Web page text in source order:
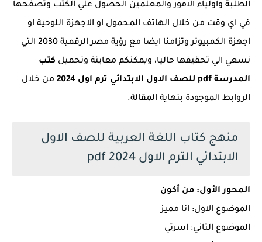
الطلبة واولياء الامور والمعلمين الحصول علي الكتب وتصفحها
في اي وقت من خلال الهاتف المحمول او الاجهزة اللوحية او
اجهزة الكمبيوتر وتزامنا ايضا مع رؤية مصر الرقمية 2030 التي
نسعي الي تحقيقها حاليا، ويمكنكم معاينة وتحميل كتب
المدرسة pdf للصف الاول الابتدائي ترم اول 2024
من خلال
الروابط الموجودة بنهاية المقالة.
منهج كتاب اللغة العربية للصف الاول
الابتدائي الترم الاول 2024 pdf
المحور الأول: من أكون
الموضوع الاول: انا مميز
الموضوع الثاني: اسرتي